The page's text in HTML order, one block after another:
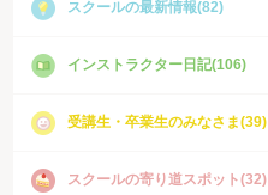
スクールの最新情報(82)
インストラクター日記(106)
受講生・卒業生のみなさま(39)
スクールの寄り道スポット(32)